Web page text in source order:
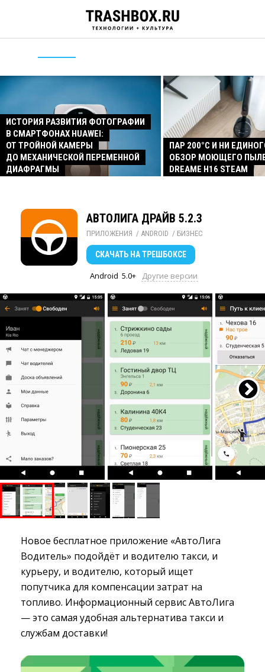
ИСТОРИЯ РАЗВИТИЯ ФОТОГРАФИИ
В СМАРТФОНАХ HUAWEI:
ОТ ТРОЙНОЙ КАМЕРЫ
ДО МЕХАНИЧЕСКОЙ ПЕРЕМЕННОЙ
ДИАФРАГМЫ
ПАР 200°C И НИ
ОБЗОР МОЮЩЕГО
DREAME H16 STEAM
АВТОЛИГА ДРАЙВ 5.2.3
ПРИЛОЖЕНИЯ / ANDROID / БИЗНЕС
СКАЧАТЬ НА ТРЕШБОКСЕ
Android 5.0+ Другие версии
Новое бесплатное приложение «АвтоЛига
Водитель» подойдёт и водителю такси, и
курьеру, и водителю, который ищет
попутчика для компенсации затрат на
топливо. Информационный сервис АвтоЛига
— это самая удобная альтернатива такси и
службам доставки!